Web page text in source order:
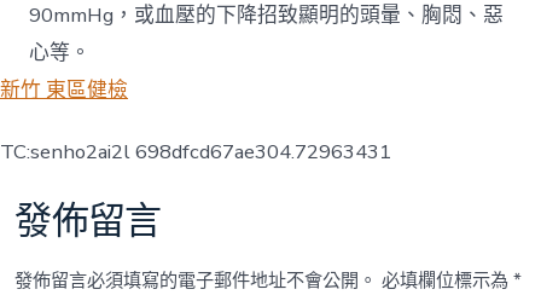
90mmHg，或血壓的下降招致顯明的頭暈、胸悶、惡
心等。
新竹 東區健檢
TC:senho2ai2l 698dfcd67ae304.72963431
發佈留言
發佈留言必須填寫的電子郵件地址不會公開。 必填欄位標示為*